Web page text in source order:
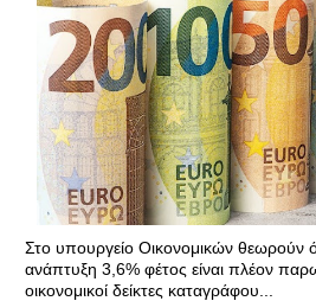
Στο υπουργείο Οικονομικών θεωρούν
ανάπτυξη 3,6% φέτος είναι πλέον
οικονομικοί δείκτες καταγράφου...